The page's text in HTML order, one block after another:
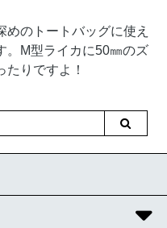
のトートバッグに使え
。M型ライカに50㎜のズ
たりですよ！